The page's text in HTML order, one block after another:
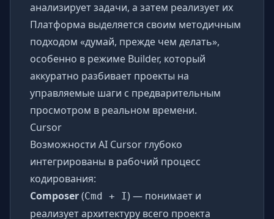
анализирует задачи, а затем реализует их
Платформа выделяется своим методичным
подходом «думай, прежде чем делать»,
особенно в режиме Builder, который
аккуратно разбивает проекты на
управляемые шаги с предварительным
просмотром в реальном времени.
Cursor
Возможности AI Cursor глубоко
интегрированы в рабочий процесс
кодирования:
Composer(Cmd + I) — понимает и
реализует архитектуру всего проекта